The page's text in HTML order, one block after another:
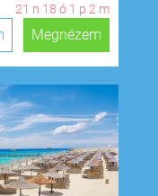
21 n 18 ó 1 p 1 m
Megnézem